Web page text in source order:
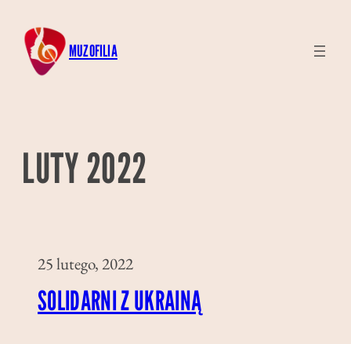
treści
MUZOFILIA
LUTY 2022
25 lutego, 2022
SOLIDARNI Z UKRAINĄ